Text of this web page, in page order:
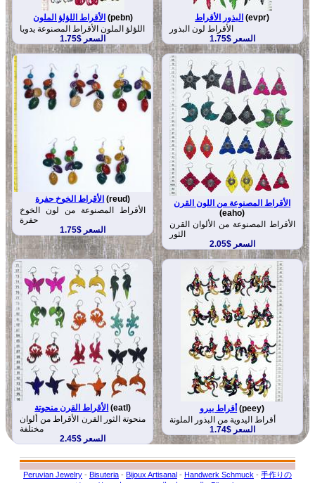
الأقراط اللؤلؤ الملون(pebn)
اللؤلؤ الملون الأقراط المصنوعة يدويا
السعر $1.75
البذور الأقراط (evpr)
الأقراط لون البذور
السعر $1.75
الأقراط الخوخ حفرة (reud)
الأقراط المصنوعة من لون الخوخ
حفرة
السعر $1.75
الأقراط المصنوعة من اللون القرن
(eaho)
الأقراط المصنوعة من الألوان القرن
الثور
السعر $2.05
الأقراط القرن منحوتة (eatl)
منحوتة الثور القرن الأقراط من ألوان
مختلفة
السعر $2.45
أقراط بيرو(peey)
أقراط اليدوية من البذور الملونة
السعر $1.74
Peruvian Jewelry - Bisuteria - Bijoux Artisanal - Handwerk Schmuck - 手作りの